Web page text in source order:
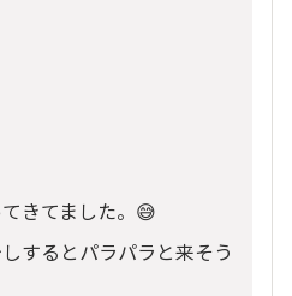
きてました。😅
するとパラパラと来そう